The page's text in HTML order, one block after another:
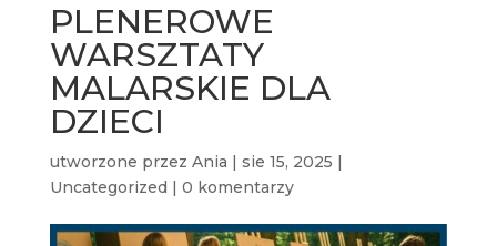
PLENEROWE
WARSZTATY
MALARSKIE DLA
DZIECI
utworzone przez Ania | sie 15, 2025 |
Uncategorized | 0 komentarzy